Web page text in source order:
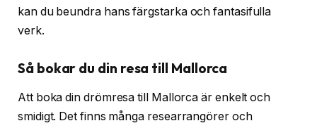
kan du beundra hans färgstarka och fantasifulla
verk.
Så bokar du din resa till Mallorca
Att boka din drömresa till Mallorca är enkelt och
smidigt. Det finns många researrangörer och